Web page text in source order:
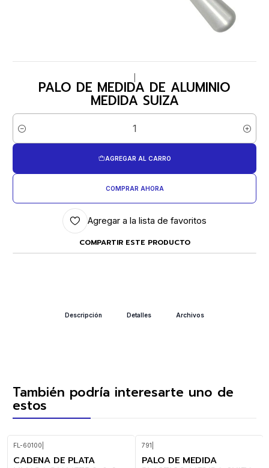
PALO DE MEDIDA DE ALUMINIO
MEDIDA SUIZA
Cantidad
AGREGAR AL CARRO
COMPRAR AHORA
Agregar a la lista de favoritos
COMPARTIR ESTE PRODUCTO
Descripción Detalles Archivos
También podría interesarte uno de
estos
FL-60100
CADENA DE PLATA
791
PALO DE MEDIDA